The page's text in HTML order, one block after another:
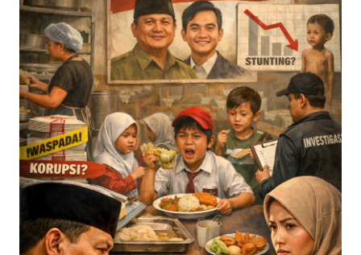
Eduaksi
Info
Terkini
Network
Republika
Republika
ihram.republika.co.id
rejabar.republika.co.id